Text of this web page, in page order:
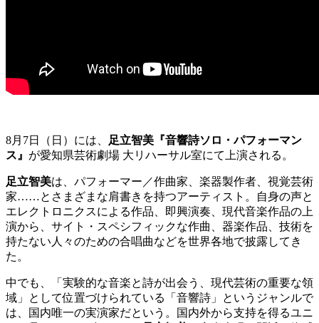
8⽉7⽇（⽇）には、
⾜⽴智美『⾳響詩ソロ・パフォーマン
ス』 が愛知県芸術劇場 ⼤リハーサル室にて上演される。
⾜⽴智美は、パフォーマー／作曲家、楽器製作者、視覚芸術
家……とさまざまな肩書きを持つアーティスト。自身の声と
エレクトロニクスによる作品、即興演奏、現代音楽作品の上
演から、サイト・スペシフィックな作曲、器楽作品、技術を
持たない人々のための合唱曲などを世界各地で披露してき
た。
中でも、「実験的な⾳楽と詩が出会う、現代芸術の重要な領
域」として位置づけられている「⾳響詩」というジャンルで
は、国内唯⼀の実演家だという。国内外から支持を得るユニ